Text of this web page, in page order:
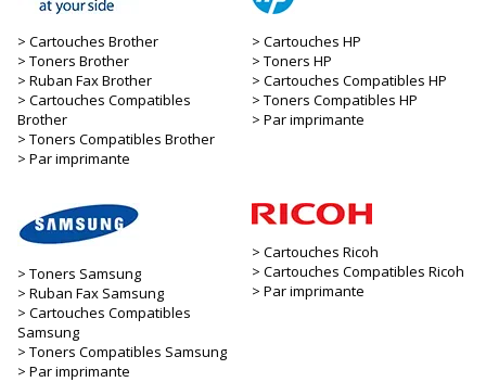
Cartouches Brother
Toners Brother
Ruban Fax Brother
Cartouches Compatibles
Brother
Toners Compatibles Brother
Par imprimante
Cartouches HP
Toners HP
Cartouches Compatibles HP
Toners Compatibles HP
Par imprimante
Toners Samsung
Ruban Fax Samsung
Cartouches Compatibles
Samsung
Toners Compatibles Samsung
Par imprimante
Cartouches Ricoh
Cartouches Compatibles Ricoh
Par imprimante